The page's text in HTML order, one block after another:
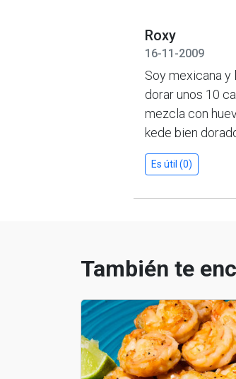
Roxy
16-11-2009
Soy mexicana y
dorar unos 10
mezcla con
kede bien
Es útil (0)
También te